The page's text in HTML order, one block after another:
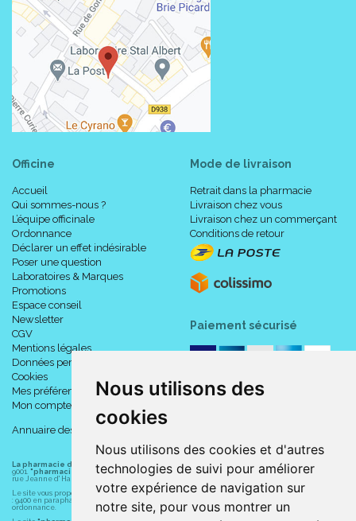
Nous utilisons des
cookies
Nous utilisons des cookies et d'autres
technologies de suivi pour améliorer
votre expérience de navigation sur
notre site, pour vous montrer un
Officine
Accueil
Qui sommes-nous ?
L’équipe officinale
Ordonnance
Déclarer un effet indésirable
Poser une question
Laboratoires & Marques
Promotions
Espace conseil
Newsletter
CGV
Mentions légales
Données personnelles
Cookies
Mes préférences Cookies
Mon compte
Annuaire des pharmacies
Mode de livraison
Retrait dans la pharmacie
Livraison chez vous
Livraison chez un commerçant
Conditions de retour
Paiement sécurisé
La pharmacie du centre à Albert
(80300) est une pharmacie française certifiée ISO
9001. "pharmacie-du-centre-albert.fr " est le site internet de la pharmacie du centre
rue Jeanne d' Harcourt, 80300 Albert.
Le site vous propose un large choix de plus de 11000 références, au prix les plus bas possible
: 9400 en parapharmacie, animaux, orthopédie, matériel médical. 1700 en médicaments sans
ordonnance.